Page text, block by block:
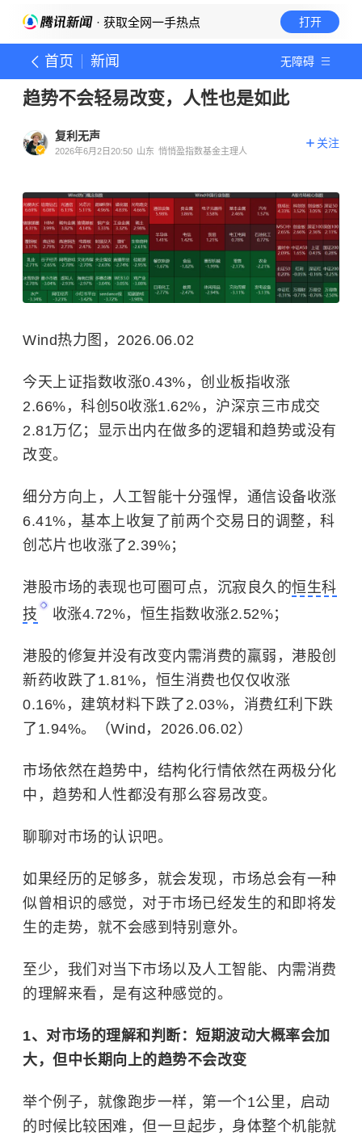
· 获取全网一手热点 打开
首页 新闻 无障碍
趋势不会轻易改变，人性也是如此
复利无声
2026年6月2日20:50 山东 悄悄盈指数基金主理人
关注
Wind热力图，2026.06.02
今天上证指数收涨0.43%，创业板指收涨
2.66%，科创50收涨1.62%，沪深京三市成交
2.81万亿；显示出内在做多的逻辑和趋势或没有
改变。
细分方向上，人工智能十分强悍，通信设备收涨
6.41%，基本上收复了前两个交易日的调整，科
创芯片也收涨了2.39%；
港股市场的表现也可圈可点，沉寂良久的恒生科
技
收涨4.72%，恒生指数收涨2.52%；
港股的修复并没有改变内需消费的羸弱，港股创
新药收跌了1.81%，恒生消费也仅仅收涨
0.16%，建筑材料下跌了2.03%，消费红利下跌
了1.94%。（Wind，2026.06.02）
市场依然在趋势中，结构化行情依然在两极分化
中，趋势和人性都没有那么容易改变。
聊聊对市场的认识吧。
如果经历的足够多，就会发现，市场总会有一种
似曾相识的感觉，对于市场已经发生的和即将发
生的走势，就不会感到特别意外。
至少，我们对当下市场以及人工智能、内需消费
的理解来看，是有这种感觉的。
1、对市场的理解和判断：短期波动大概率会加
大，但中长期向上的趋势不会改变
举个例子，就像跑步一样，第一个1公里，启动
的时候比较困难，但一旦起步，身体整个机能就